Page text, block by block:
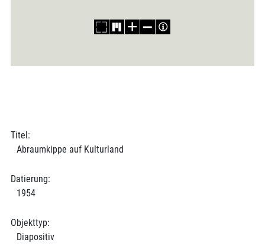
Titel:
Abraumkippe auf Kulturland
Datierung:
1954
Objekttyp:
Diapositiv